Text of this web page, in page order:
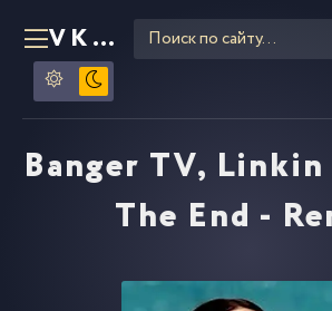
VKLIPE RU
Banger TV,
The End -